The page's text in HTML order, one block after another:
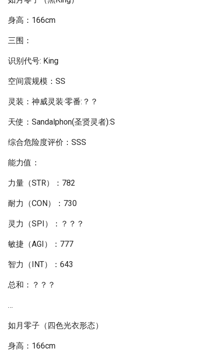
身高：166cm
三围：
识别代号: King
空间震规模：SS
灵装：神威灵装·零番:？？
天使：Sandalphon(圣贤灵者):S
综合危险度评价：SSS
能力值：
力量（STR）：782
耐力（CON）：730
灵力（SPI）：？？？
敏捷（AGI）：777
智力（INT）：643
总和：？？？
…
如月零子（四色光衣形态）
身高：166cm